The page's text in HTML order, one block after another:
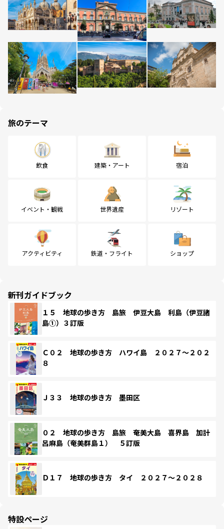
旅のテーマ
飲食 建築・アート 宿泊
イベント・観戦 世界遺産 リゾート
アクティビティ 鉄道・フライト ショップ
新刊ガイドブック
１５ 地球の歩き方 島旅 伊豆大島 利島（伊豆諸
島①）３訂版
Ｃ０２ 地球の歩き方 ハワイ島 ２０２７～２０２
８
Ｊ３３ 地球の歩き方 墨田区
０２ 地球の歩き方 島旅 奄美大島 喜界島 加計
呂麻島（奄美群島１） ５訂版
Ｄ１７ 地球の歩き方 タイ ２０２７～２０２８
特設ページ